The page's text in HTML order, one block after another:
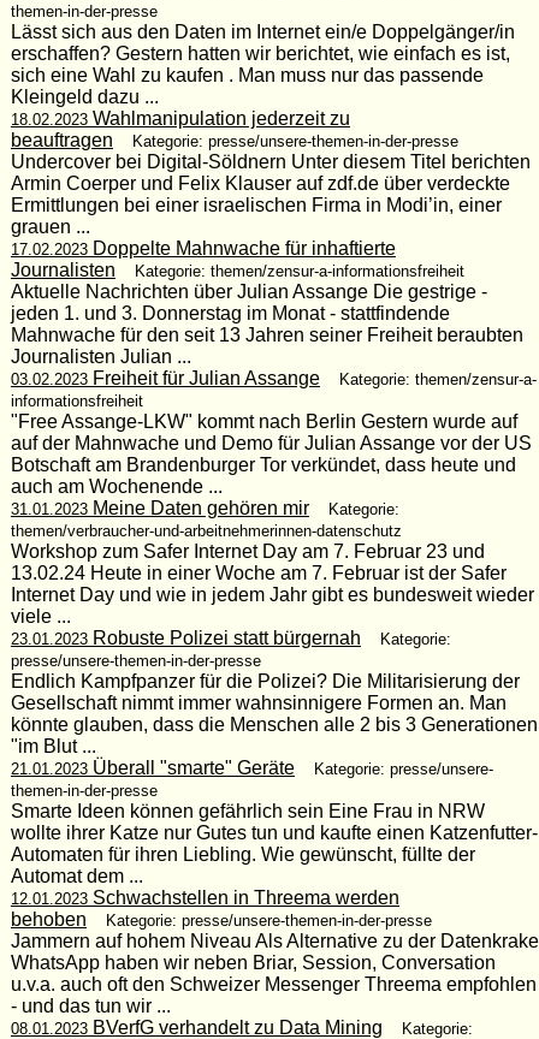
themen-in-der-presse
Lässt sich aus den Daten im Internet ein/e Doppelgänger/in
erschaffen? Gestern hatten wir berichtet, wie einfach es ist,
sich eine Wahl zu kaufen . Man muss nur das passende
Kleingeld dazu ...
18.02.2023Wahlmanipulation jederzeit zu
beauftragen
Kategorie: presse/unsere-themen-in-der-presse
Undercover bei Digital-Söldnern Unter diesem Titel berichten
Armin Coerper und Felix Klauser auf zdf.de über verdeckte
Ermittlungen bei einer israelischen Firma in Modi’in, einer
grauen ...
17.02.2023Doppelte Mahnwache für inhaftierte
Journalisten
Kategorie: themen/zensur-a-informationsfreiheit
Aktuelle Nachrichten über Julian Assange Die gestrige -
jeden 1. und 3. Donnerstag im Monat - stattfindende
Mahnwache für den seit 13 Jahren seiner Freiheit beraubten
Journalisten Julian ...
03.02.2023Freiheit für Julian Assange
Kategorie: themen/zensur-a-
informationsfreiheit
"Free Assange-LKW" kommt nach Berlin Gestern wurde auf
auf der Mahnwache und Demo für Julian Assange vor der US
Botschaft am Brandenburger Tor verkündet, dass heute und
auch am Wochenende ...
31.01.2023Meine Daten gehören mir
Kategorie:
themen/verbraucher-und-arbeitnehmerinnen-datenschutz
Workshop zum Safer Internet Day am 7. Februar 23 und
13.02.24 Heute in einer Woche am 7. Februar ist der Safer
Internet Day und wie in jedem Jahr gibt es bundesweit wieder
viele ...
23.01.2023Robuste Polizei statt bürgernah
Kategorie:
presse/unsere-themen-in-der-presse
Endlich Kampfpanzer für die Polizei? Die Militarisierung der
Gesellschaft nimmt immer wahnsinnigere Formen an. Man
könnte glauben, dass die Menschen alle 2 bis 3 Generationen
"im Blut ...
21.01.2023Überall "smarte" Geräte
Kategorie: presse/unsere-
themen-in-der-presse
Smarte Ideen können gefährlich sein Eine Frau in NRW
wollte ihrer Katze nur Gutes tun und kaufte einen Katzenfutter-
Automaten für ihren Liebling. Wie gewünscht, füllte der
Automat dem ...
12.01.2023Schwachstellen in Threema werden
behoben
Kategorie: presse/unsere-themen-in-der-presse
Jammern auf hohem Niveau Als Alternative zu der Datenkrake
WhatsApp haben wir neben Briar, Session, Conversation
u.v.a. auch oft den Schweizer Messenger Threema empfohlen
- und das tun wir ...
08.01.2023BVerfG verhandelt zu Data Mining Kategorie: